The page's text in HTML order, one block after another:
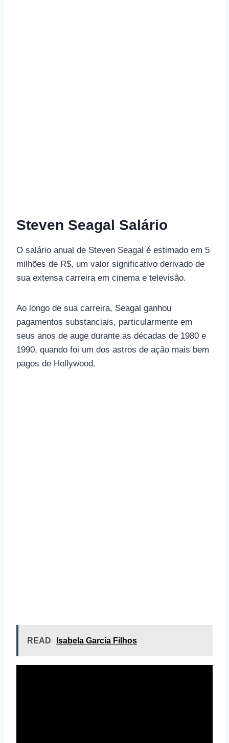
Steven Seagal Salário
O salário anual de Steven Seagal é estimado em 5
milhões de R$, um valor significativo derivado de
sua extensa carreira em cinema e televisão.
Ao longo de sua carreira, Seagal ganhou
pagamentos substanciais, particularmente em
seus anos de auge durante as décadas de 1980 e
1990, quando foi um dos astros de ação mais bem
pagos de Hollywood.
READ Isabela Garcia Filhos